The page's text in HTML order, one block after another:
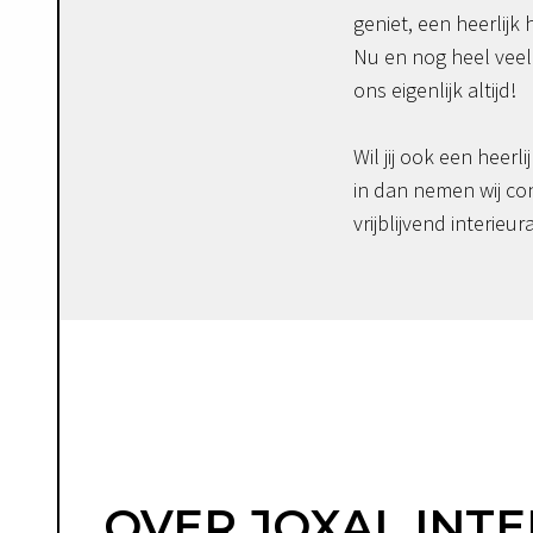
geniet, een heerlijk
Nu en nog heel
ons eigenlijk altijd!
Wil jij ook een
in dan nemen wij
vrijblijvend